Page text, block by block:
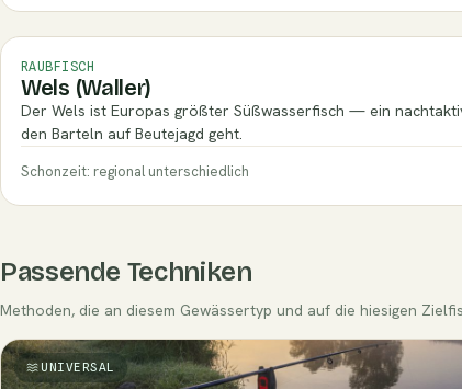
RAUBFISCH
Wels (Waller)
Der Wels ist Europas größter Süßwasserfisch — ein
den Barteln auf Beutejagd geht.
Schonzeit: regional unterschiedlich
Passende Techniken
Methoden, die an diesem Gewässertyp und auf die hiesigen
UNIVERSAL